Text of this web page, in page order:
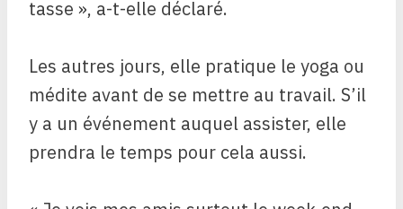
tasse », a-t-elle déclaré.
Les autres jours, elle pratique le yoga ou
médite avant de se mettre au travail. S’il
y a un événement auquel assister, elle
prendra le temps pour cela aussi.